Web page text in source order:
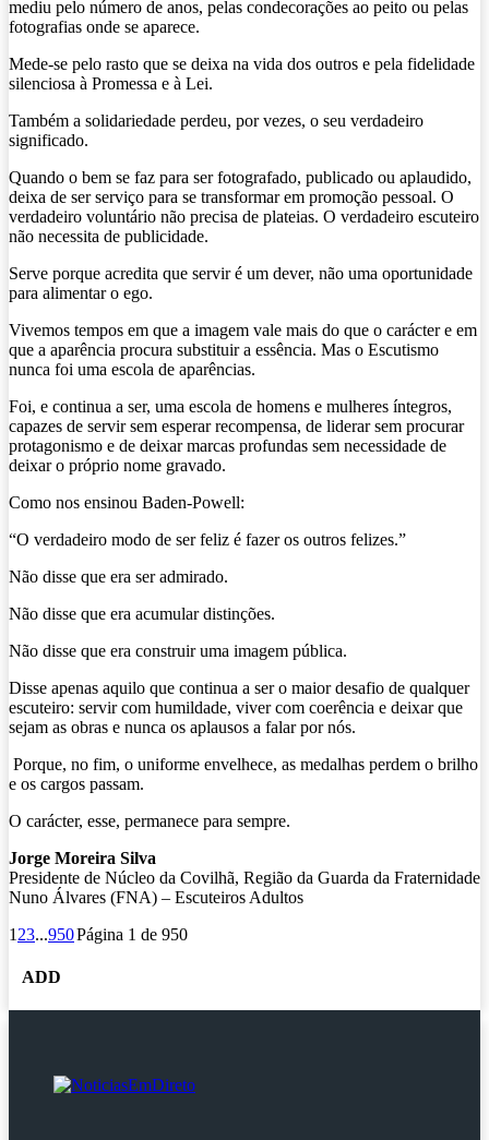
mediu pelo número de anos, pelas condecorações ao peito ou pelas
fotografias onde se aparece.
Mede-se pelo rasto que se deixa na vida dos outros e pela fidelidade
silenciosa à Promessa e à Lei.
Também a solidariedade perdeu, por vezes, o seu verdadeiro
significado.
Quando o bem se faz para ser fotografado, publicado ou aplaudido,
deixa de ser serviço para se transformar em promoção pessoal. O
verdadeiro voluntário não precisa de plateias. O verdadeiro escuteiro
não necessita de publicidade.
Serve porque acredita que servir é um dever, não uma oportunidade
para alimentar o ego.
Vivemos tempos em que a imagem vale mais do que o carácter e em
que a aparência procura substituir a essência. Mas o Escutismo
nunca foi uma escola de aparências.
Foi, e continua a ser, uma escola de homens e mulheres íntegros,
capazes de servir sem esperar recompensa, de liderar sem procurar
protagonismo e de deixar marcas profundas sem necessidade de
deixar o próprio nome gravado.
Como nos ensinou Baden-Powell:
“O verdadeiro modo de ser feliz é fazer os outros felizes.”
Não disse que era ser admirado.
Não disse que era acumular distinções.
Não disse que era construir uma imagem pública.
Disse apenas aquilo que continua a ser o maior desafio de qualquer
escuteiro: servir com humildade, viver com coerência e deixar que
sejam as obras e nunca os aplausos a falar por nós.
Porque, no fim, o uniforme envelhece, as medalhas perdem o brilho
e os cargos passam.
O carácter, esse, permanece para sempre.
Jorge Moreira Silva
Presidente de Núcleo da Covilhã, Região da Guarda da Fraternidade
Nuno Álvares (FNA) – Escuteiros Adultos
1 23...950Página 1 de 950
ADD